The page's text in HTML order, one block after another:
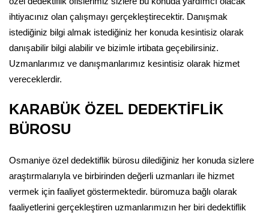
ihtiyacınız olan çalışmayı gerçekleştirecektir. Danışmak
istediğiniz bilgi almak istediğiniz her konuda kesintisiz olarak
danışabilir bilgi alabilir ve bizimle irtibata geçebilirsiniz.
Uzmanlarımız ve danışmanlarımız kesintisiz olarak hizmet
vereceklerdir.
KARABÜK ÖZEL DEDEKTİFLİK
BÜROSU
Osmaniye özel dedektiflik bürosu dilediğiniz her konuda sizlere
araştırmalarıyla ve birbirinden değerli uzmanları ile hizmet
vermek için faaliyet göstermektedir. büromuza bağlı olarak
faaliyetlerini gerçekleştiren uzmanlarımızın her biri dedektiflik